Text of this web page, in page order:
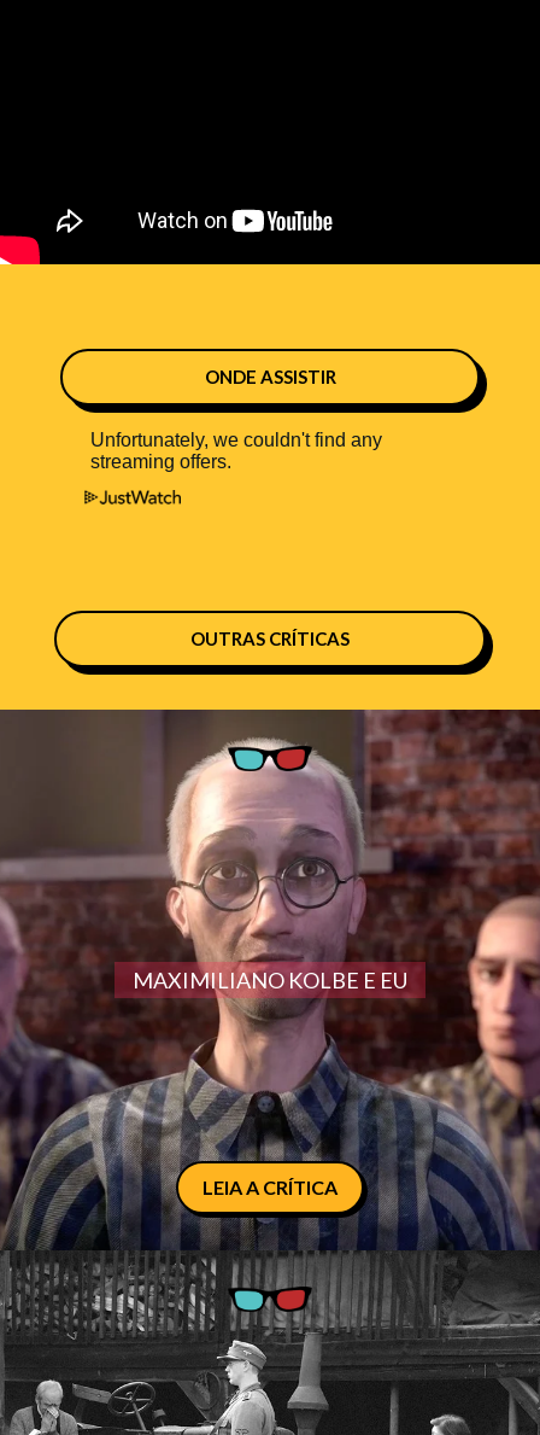
ONDE ASSISTIR
OUTRAS CRÍTICAS
MAXIMILIANO KOLBE E EU
LEIA A CRÍTICA